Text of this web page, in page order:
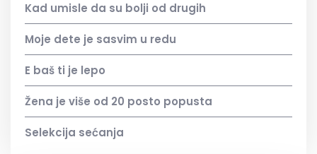
Kad umisle da su bolji od drugih
Moje dete je sasvim u redu
E baš ti je lepo
Žena je više od 20 posto popusta
Selekcija sećanja